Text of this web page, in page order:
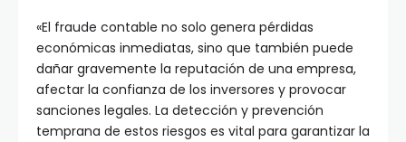
«El fraude contable no solo genera pérdidas
económicas inmediatas, sino que también puede
dañar gravemente la reputación de una empresa,
afectar la confianza de los inversores y provocar
sanciones legales. La detección y prevención
temprana de estos riesgos es vital para garantizar la